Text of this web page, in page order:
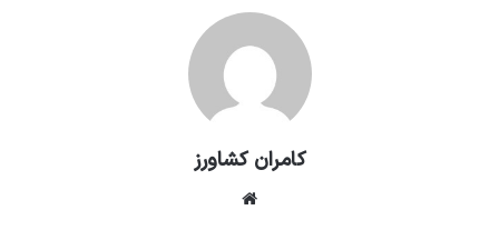
کامران کشاورز